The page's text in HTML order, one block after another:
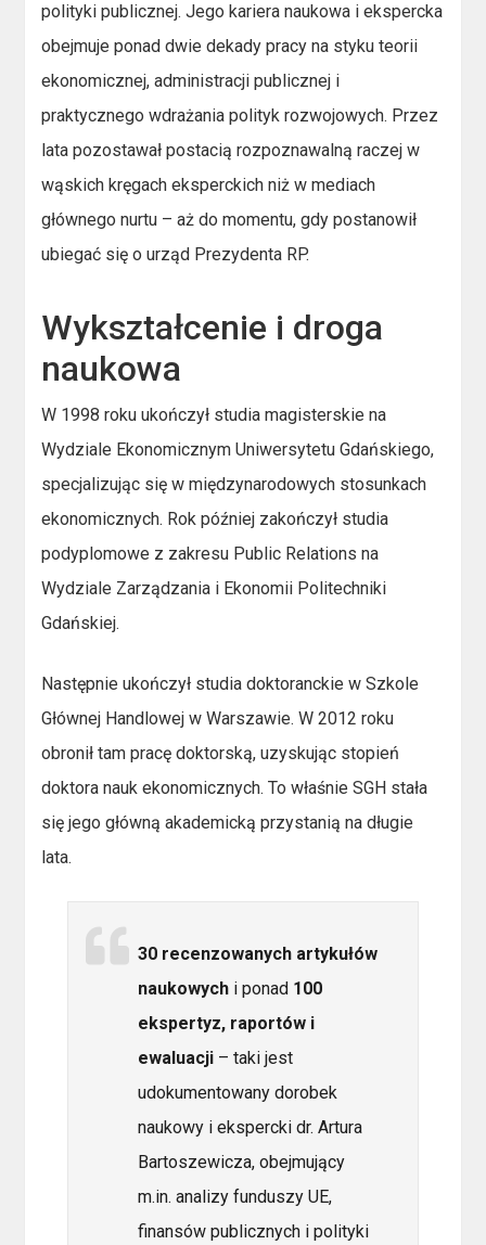
polityki publicznej. Jego kariera naukowa i ekspercka
obejmuje ponad dwie dekady pracy na styku teorii
ekonomicznej, administracji publicznej i
praktycznego wdrażania polityk rozwojowych. Przez
lata pozostawał postacią rozpoznawalną raczej w
wąskich kręgach eksperckich niż w mediach
głównego nurtu – aż do momentu, gdy postanowił
ubiegać się o urząd Prezydenta RP.
Wykształcenie i droga
naukowa
W 1998 roku ukończył studia magisterskie na
Wydziale Ekonomicznym Uniwersytetu Gdańskiego,
specjalizując się w międzynarodowych stosunkach
ekonomicznych. Rok później zakończył studia
podyplomowe z zakresu Public Relations na
Wydziale Zarządzania i Ekonomii Politechniki
Gdańskiej.
Następnie ukończył studia doktoranckie w Szkole
Głównej Handlowej w Warszawie. W 2012 roku
obronił tam pracę doktorską, uzyskując stopień
doktora nauk ekonomicznych. To właśnie SGH stała
się jego główną akademicką przystanią na długie
lata.
30 recenzowanych artykułów
naukowych i ponad 100
ekspertyz, raportów i
ewaluacji – taki jest
udokumentowany dorobek
naukowy i ekspercki dr. Artura
Bartoszewicza, obejmujący
m.in. analizy funduszy UE,
finansów publicznych i polityki